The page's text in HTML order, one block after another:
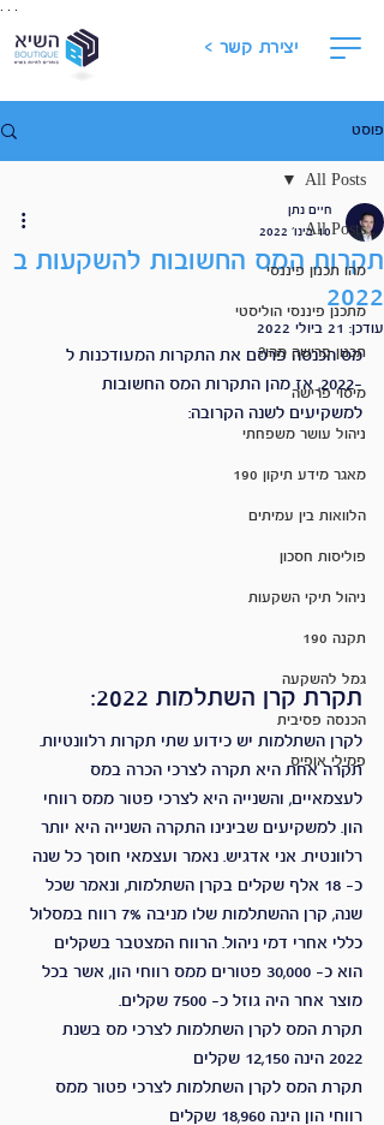
יצירת קשר >
פוסט
All Posts
מהו תכנון פיננסי
מתכנן פיננסי הוליסטי
תכנון פרישה מהו?
מיסוי פרישה
ניהול עושר משפחתי
מאגר מידע תיקון 190
הלוואות בין עמיתים
פוליסות חסכון
ניהול תיקי השקעות
תקנה 190
גמל להשקעה
הכנסה פסיבית
פמילי אופיס
All Posts
תקרות המס החשובות להשקעות ב
2022
חיים נתן
10 בינו׳ 2022
עודכן: 21 ביולי 2022
מס הכנסה פרסם את התקרות המעודכנות ל
-2022, אז מהן התקרות המס החשובות
למשקיעים לשנה הקרובה:
תקרת קרן השתלמות 2022:
לקרן השתלמות יש כידוע שתי תקרות רלוונטיות.
תקרה אחת היא תקרה לצרכי הכרה במס
לעצמאיים, והשנייה היא לצרכי פטור ממס רווחי
הון. למשקיעים שבינינו התקרה השנייה היא יותר
רלוונטית. אני אדגיש. נאמר ועצמאי חוסך כל שנה
כ- 18 אלף שקלים בקרן השתלמות, ונאמר שכל
שנה, קרן ההשתלמות שלו מניבה 7% רווח במסלול
כללי אחרי דמי ניהול. הרווח המצטבר בשקלים
הוא כ- 30,000 פטורים ממס רווחי הון, אשר בכל
מוצר אחר היה גוזל כ- 7500 שקלים.
תקרת המס לקרן השתלמות לצרכי מס בשנת
2022 הינה 12,150 שקלים
תקרת המס לקרן השתלמות לצרכי פטור ממס
רווחי הון הינה 18,960 שקלים